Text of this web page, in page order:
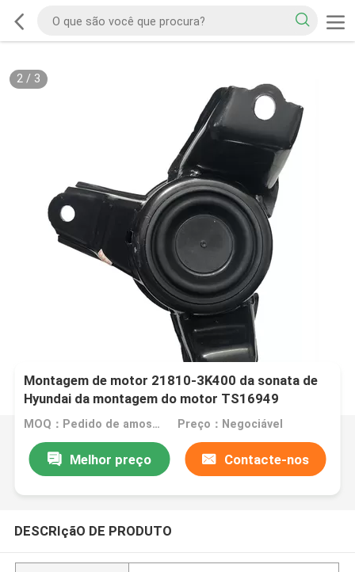
2/ 3
Montagem de motor 21810-3K400 da sonata de
Hyundai da montagem do motor TS16949
MOQ：Pedido de amostra ou teste é aceito Preço：Negociável
Melhor preço Contacte-nos
DESCRIçãO DE PRODUTO